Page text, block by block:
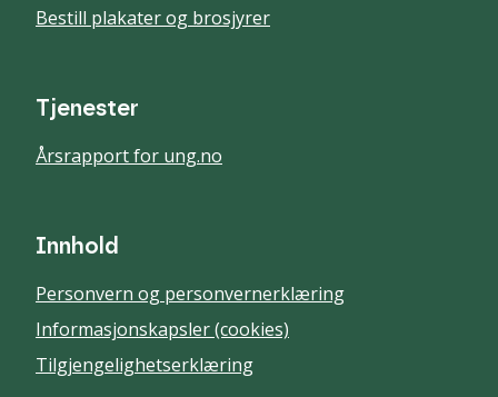
Bestill plakater og brosjyrer
Tjenester
Årsrapport for ung.no
Innhold
Personvern og personvernerklæring
Informasjonskapsler (cookies)
Tilgjengelighetserklæring